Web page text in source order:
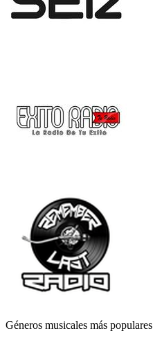
Géneros musicales más populares